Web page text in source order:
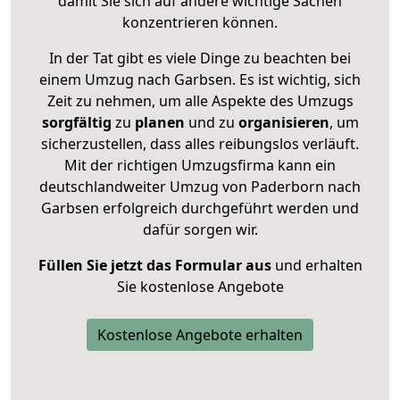
konzentrieren können.
In der Tat gibt es viele Dinge zu beachten bei
einem Umzug nach Garbsen. Es ist wichtig, sich
Zeit zu nehmen, um alle Aspekte des Umzugs
sorgfältig zu planen und zu organisieren, um
sicherzustellen, dass alles reibungslos verläuft.
Mit der richtigen Umzugsfirma kann ein
deutschlandweiter Umzug von Paderborn nach
Garbsen erfolgreich durchgeführt werden und
dafür sorgen wir.
Füllen Sie jetzt das Formular ausund erhalten
Sie kostenlose Angebote
Kostenlose Angebote erhalten